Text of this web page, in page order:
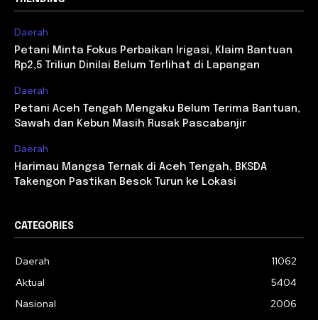
Daerah
Petani Minta Fokus Perbaikan Irigasi, Klaim Bantuan
Rp2,5 Triliun Dinilai Belum Terlihat di Lapangan
Daerah
Petani Aceh Tengah Mengaku Belum Terima Bantuan,
Sawah dan Kebun Masih Rusak Pascabanjir
Daerah
Harimau Mangsa Ternak di Aceh Tengah, BKSDA
Takengon Pastikan Besok Turun ke Lokasi
CATEGORIES
Daerah
11062
Aktual
5404
Nasional
2006